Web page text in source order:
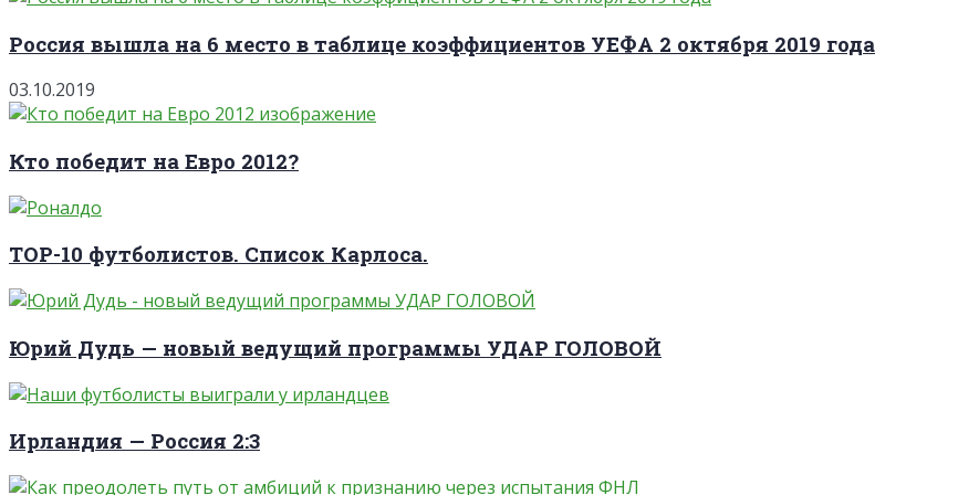
Россия вышла на 6 место в таблице коэффициентов УЕФА 2 октября 2019 года
03.10.2019
Кто победит на Евро 2012?
TOP-10 футболистов. Список Карлоса.
Юрий Дудь — новый ведущий программы УДАР ГОЛОВОЙ
Ирландия — Россия 2:3